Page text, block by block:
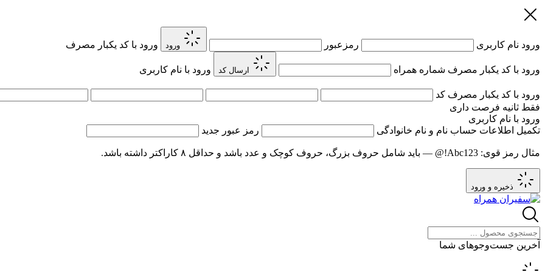
ورود نام کاربری رمزعبور ورود ورود با کد یکبار مصرف
ورود با کد یکبار مصرف شماره همراه ارسال کد ورود با نام کاربری
ورود با کد یکبار مصرف کد
فقط ثانیه فرصت داری
ورود با نام کاربری
تکمیل اطلاعات حساب نام و نام خانوادگی رمز عبور جدید
مثال رمز قوی: Abc123!@ — باید شامل حروف بزرگ، حروف کوچک و عدد باشد و حداقل ۸ کاراکتر داشته باشد.
ذخیره و ورود
آخرین جست‌وجوهای شما